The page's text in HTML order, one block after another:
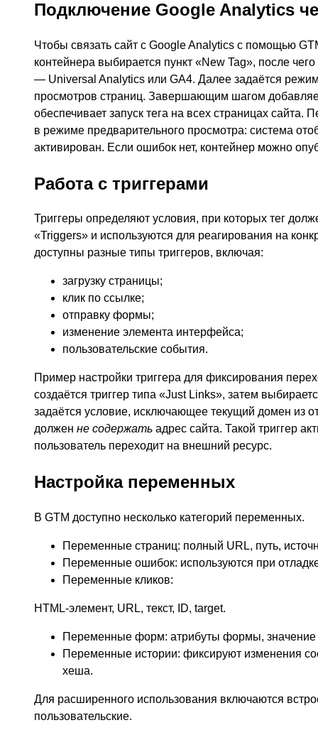
Подключение Google Analytics
Чтобы связать сайт с Google Analytics с помощью
контейнера выбирается пункт «New Tag», после
— Universal Analytics или GA4. Далее задаётся
просмотров страниц. Завершающим шагом
обеспечивает запуск тега на всех страницах
в режиме предварительного просмотра: система
активирован. Если ошибок нет, контейнер можно
Работа с триггерами
Триггеры определяют условия, при которых тег
«Triggers» и используются для реагирования на
доступны разные типы триггеров, включая:
загрузку страницы;
клик по ссылке;
отправку формы;
изменение элемента интерфейса;
пользовательские события.
Пример настройки триггера для фиксирования
создаётся триггер типа «Just Links», затем
задаётся условие, исключающее текущий домен из
должен не содержать адрес сайта. Такой триггер
пользователь переходит на внешний ресурс.
Настройка переменных
В GTM доступно несколько категорий переменных.
Переменные страниц: полный URL, путь,
Переменные ошибок: используются при
Переменные кликов:
HTML-элемент, URL, текст, ID, target.
Переменные форм: атрибуты формы, значение
Переменные истории: фиксируют изменения
хеша.
Для расширенного использования включаются
пользовательские.